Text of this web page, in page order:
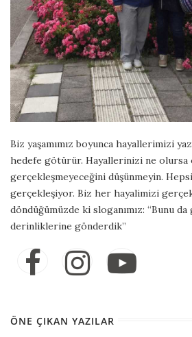
Biz yaşamımız boyunca hayallerimizi
hedefe götürür. Hayallerinizi ne olursa
gerçekleşmeyeceğini düşünmeyin.
gerçekleşiyor. Biz her hayalimizi
döndüğümüzde ki sloganımız: “Bunu
derinliklerine gönderdik”
ÖNE ÇIKAN YAZILAR